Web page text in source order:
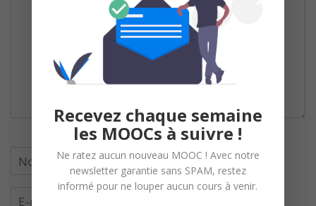
Recevez chaque semaine
les MOOCs à suivre !
Ne ratez aucun nouveau MOOC ! Avec notre
newsletter garantie sans SPAM, restez
informé pour ne louper aucun cours à venir.